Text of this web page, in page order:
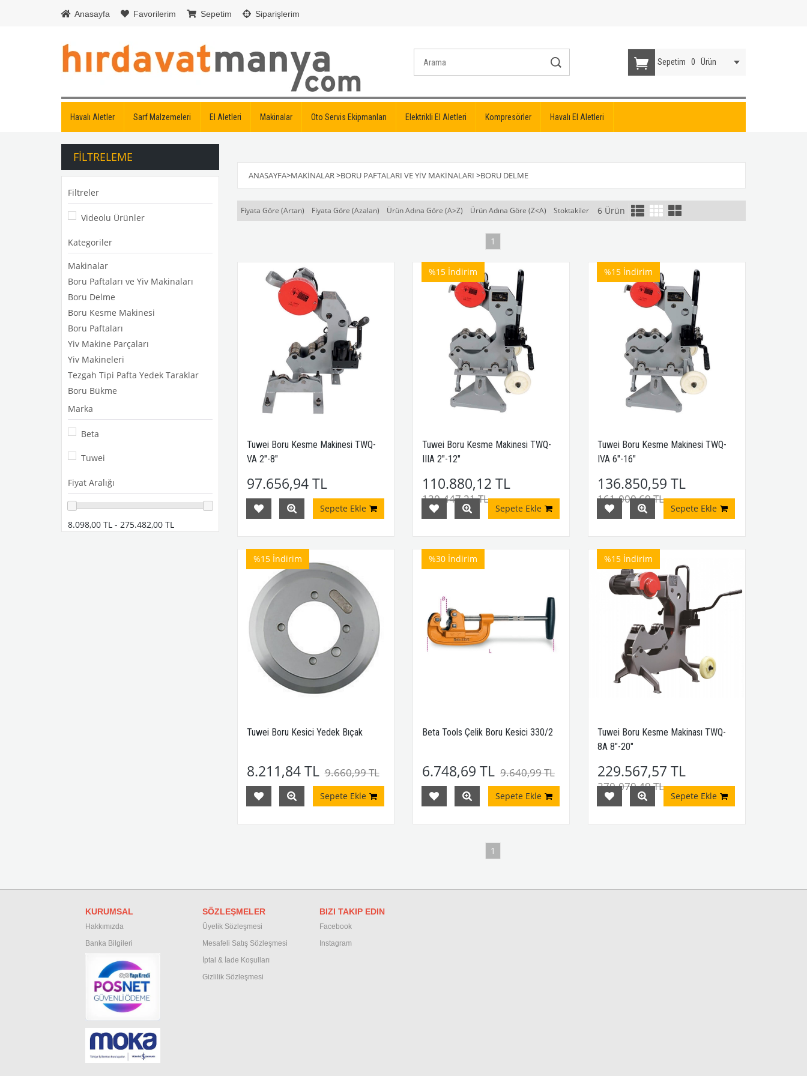
Anasayfa Favorilerim Sepetim Siparişlerim
Sepetim 0 Ürün
Havalı Aletler Sarf Malzemeleri El Aletleri Makinalar Oto Servis Ekipmanları Elektrikli El Aletleri Kompresörler Havalı El Aletleri
FILTRELEME
Filtreler
Videolu Ürünler
Kategoriler
Makinalar
Boru Paftaları ve Yiv Makinaları
Boru Delme
Boru Kesme Makinesi
Boru Paftaları
Yiv Makine Parçaları
Yiv Makineleri
Tezgah Tipi Pafta Yedek Taraklar
Boru Bükme
Marka
Beta
Tuwei
Fiyat Aralığı
8.098,00 TL - 275.482,00 TL
ANASAYFA>MAKINALAR>BORU PAFTALARI VE YIV MAKINALARI >BORU DELME
Fiyata Göre (Artan) Fiyata Göre (Azalan) Ürün Adına Göre (A>Z) Ürün Adına Göre (Z<A) Stoktakiler 6 Ürün
1
Tuwei Boru Kesme Makinesi TWQ-
VA 2"-8"
97.656,94 TL
Sepete Ekle
Tuwei Boru Kesme Makinesi TWQ-
IIIA 2"-12"
110.880,12 TL
130.447,21 TL
Sepete Ekle
%15 İndirim
Tuwei Boru Kesme Makinesi TWQ-
IVA 6"-16"
136.850,59 TL
161.000,69 TL
Sepete Ekle
%15 İndirim
Tuwei Boru Kesici Yedek Bıçak
8.211,84 TL 9.660,99 TL
Sepete Ekle
%15 İndirim
Beta Tools Çelik Boru Kesici 330/2
6.748,69 TL 9.640,99 TL
Sepete Ekle
%30 İndirim
Tuwei Boru Kesme Makinası TWQ-
8A 8"-20"
229.567,57 TL
270.079,49 TL
Sepete Ekle
%15 İndirim
1
KURUMSAL
Hakkımızda
Banka Bilgileri
SÖZLEŞMELER
Üyelik Sözleşmesi
Mesafeli Satış Sözleşmesi
İptal & İade Koşulları
Gizlilik Sözleşmesi
BIZI TAKIP EDIN
Facebook
Instagram